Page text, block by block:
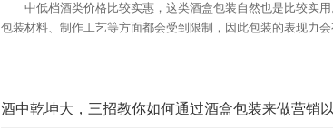
中低档酒类价格比较实惠，这类酒盒包装自然也是比较实用
包装材料、制作工艺等方面都会受到限制，因此包装的表现力
酒中乾坤大，三招教你如何通过酒盒包装来做营销